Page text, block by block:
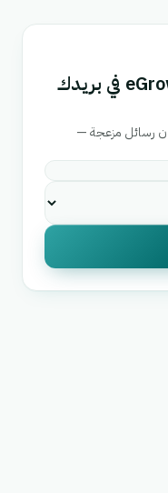
احصل على آخر تحديثات eGrow في بريدك
رسائل مزعجة —